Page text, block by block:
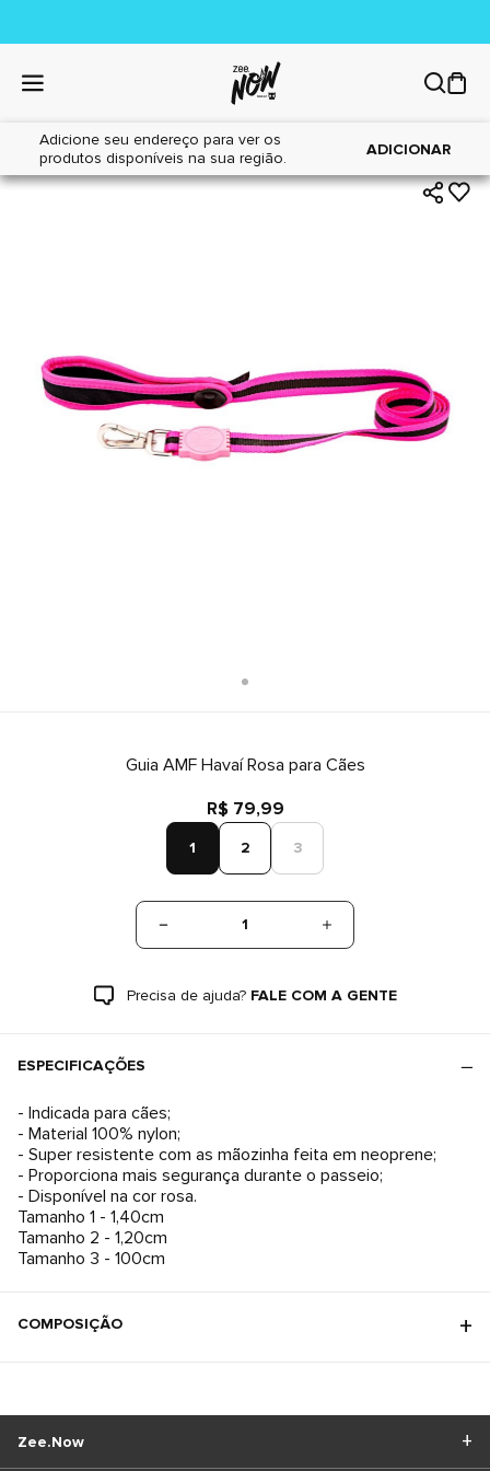
Adicione seu endereço para ver os
produtos disponíveis na sua região.
ADICIONAR
Home|Cães|Acessórios
Guia AMF Havaí Rosa para Cães
R$ 79,99
1 2 3
1
Precisa de ajuda? FALE COM A GENTE
ESPECIFICAÇÕES
- Indicada para cães;
- Material 100% nylon;
- Super resistente com as mãozinha feita em neoprene;
- Proporciona mais segurança durante o passeio;
- Disponível na cor rosa.
Tamanho 1 - 1,40cm
Tamanho 2 - 1,20cm
Tamanho 3 - 100cm
COMPOSIÇÃO
Zee.Now